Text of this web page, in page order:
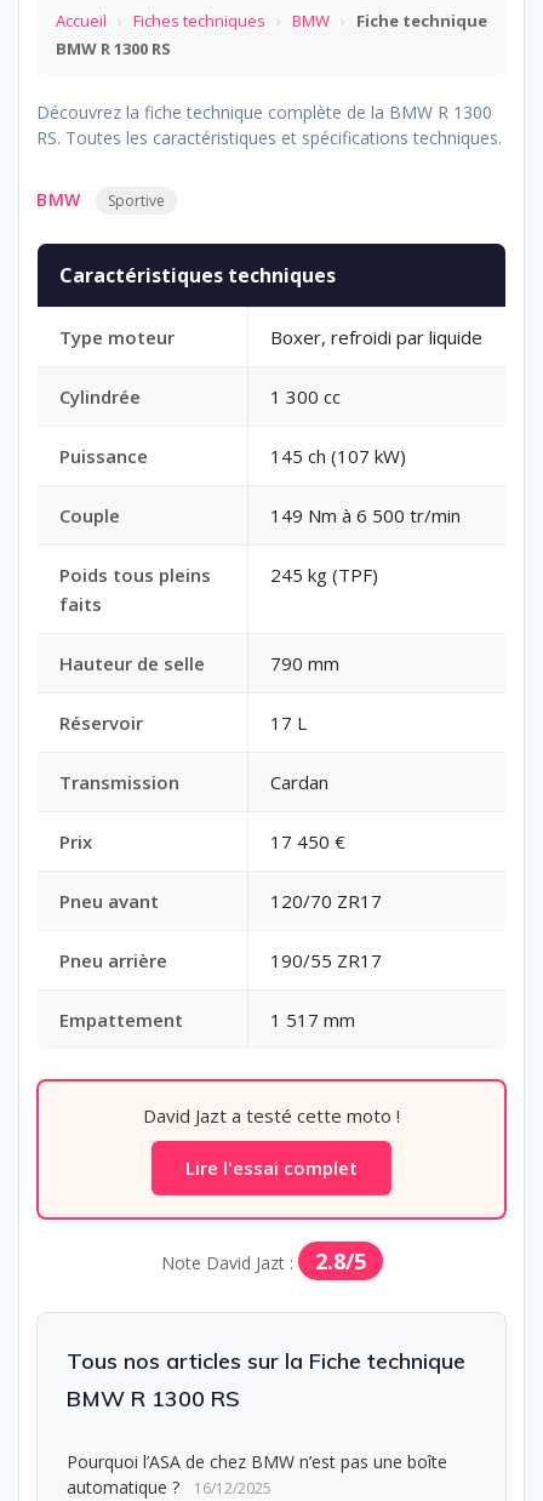
Accueil › Fiches techniques › BMW ›
Fiche technique
BMW R 1300 RS
Découvrez la fiche technique complète de la BMW R 1300
RS. Toutes les caractéristiques et spécifications techniques.
BMW Sportive
Caractéristiques techniques
Type moteur Boxer, refroidi par liquide
Cylindrée 1 300 cc
Puissance 145 ch (107 kW)
Couple 149 Nm à 6 500 tr/min
Poids tous pleins
faits
245 kg (TPF)
Hauteur de selle 790 mm
Réservoir 17 L
Transmission Cardan
Prix 17 450 €
Pneu avant 120/70 ZR17
Pneu arrière 190/55 ZR17
Empattement 1 517 mm
David Jazt a testé cette moto !
Lire l'essai complet
Note David Jazt : 2.8/5
Tous nos articles sur la Fiche technique
BMW R 1300 RS
Pourquoi l’ASA de chez BMW n’est pas une boîte
automatique ?
16/12/2025